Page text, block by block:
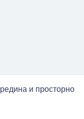
и просторно